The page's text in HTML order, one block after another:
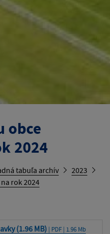
obce
2024
tabuľa archív
2023
rok 2024
(1.96 MB) | PDF | 1.96 Mb